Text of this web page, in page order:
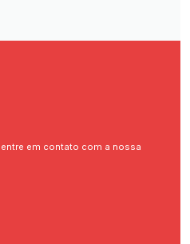
em contato com a nossa